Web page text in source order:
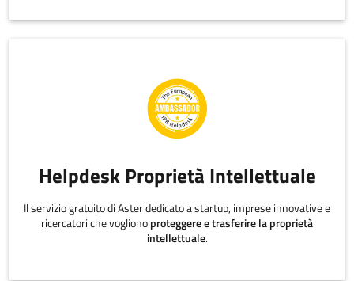
Helpdesk Proprietà Intellettuale
Il servizio gratuito di Aster dedicato a startup, imprese innovative e
ricercatori che voglionoproteggere e trasferire la proprietà
intellettuale.